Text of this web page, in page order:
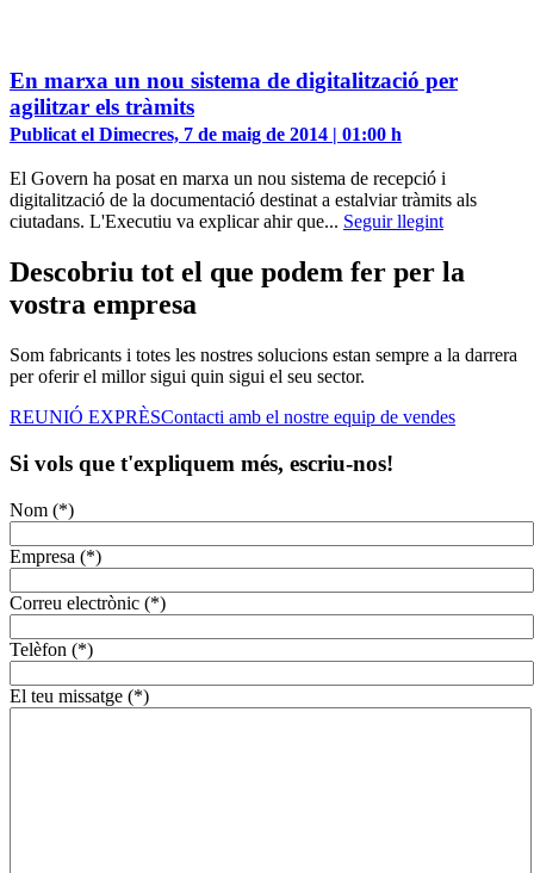
En marxa un nou sistema de digitalització per
agilitzar els tràmits
Publicat el Dimecres, 7 de maig de 2014 | 01:00 h
El Govern ha posat en marxa un nou sistema de recepció i
digitalització de la documentació destinat a estalviar tràmits als
ciutadans. L'Executiu va explicar ahir que... Seguir llegint
Descobriu tot el que podem fer per la
vostra empresa
Som fabricants i totes les nostres solucions estan sempre a la darrera
per oferir el millor sigui quin sigui el seu sector.
REUNIÓ EXPRÈSContacti amb el nostre equip de vendes
Si vols que t'expliquem més, escriu-nos!
Nom (*)
Empresa (*)
Correu electrònic (*)
Telèfon (*)
El teu missatge (*)